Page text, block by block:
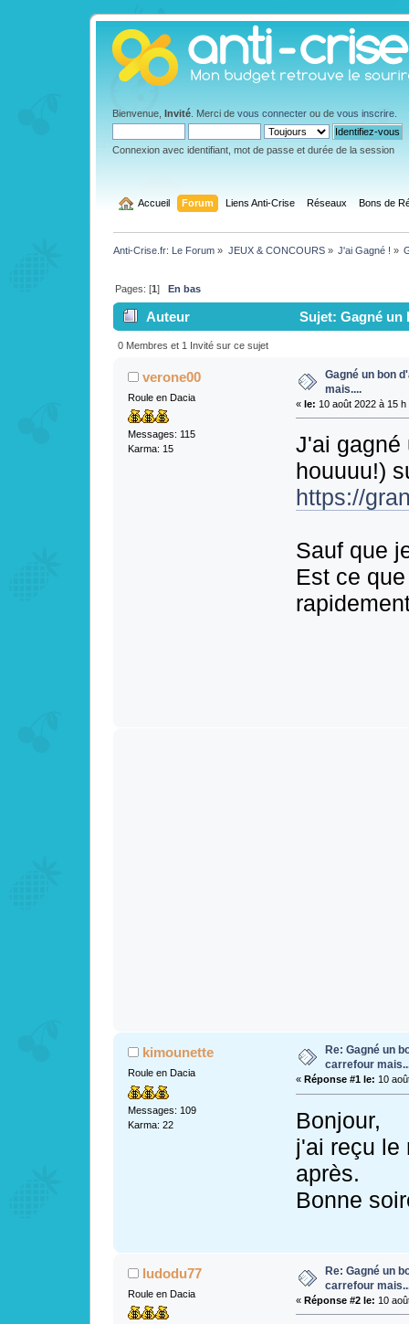
Bienvenue, Invité . Merci de vous connecter ou de vous inscrire
Connexion avec identifiant, mot de passe et durée de la session
Accueil Forum Liens Anti-Crise Réseaux Bons de
Anti-Crise.fr: Le Forum » JEUX & CONCOURS» J'ai Gagné ! »
Pages: [1]En bas
Auteur Sujet: Gagné un
0 Membres et 1 Invité sur ce sujet
verone00
Roule en Dacia
Messages: 115
Karma: 15
Gagné un bon
mais....
« le: 10 août 2022 à 15 h
J'ai gagné
houuuu!)
https://
Sauf que
Est ce
kimounette
Roule en Dacia
Messages: 109
Karma: 22
Re: Gagné un
carrefour
« Réponse #1 le: 10
Bonjour,
j'ai reçu le
après.
Bonne
ludodu77
Roule en Dacia
Re: Gagné un
carrefour
« Réponse #2 le: 10